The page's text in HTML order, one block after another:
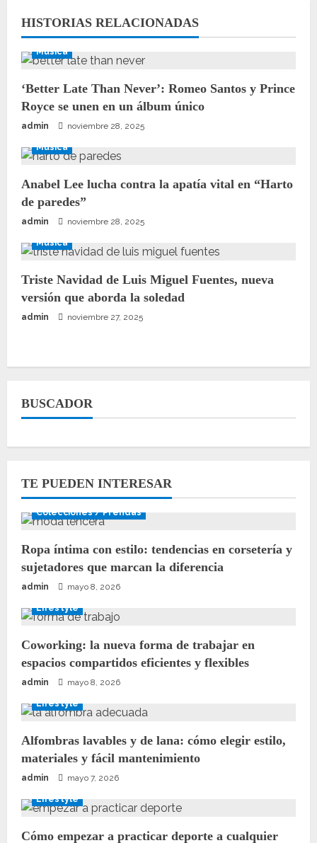
HISTORIAS RELACIONADAS
Música
‘Better Late Than Never’: Romeo Santos y Prince
Royce se unen en un álbum único
admin noviembre 28, 2025
Música
Anabel Lee lucha contra la apatía vital en “Harto
de paredes”
admin noviembre 28, 2025
Música
Triste Navidad de Luis Miguel Fuentes, nueva
versión que aborda la soledad
admin noviembre 27, 2025
BUSCADOR
TE PUEDEN INTERESAR
Colecciones / Prendas
Ropa íntima con estilo: tendencias en corsetería y
sujetadores que marcan la diferencia
admin mayo 8, 2026
Lifestyle
Coworking: la nueva forma de trabajar en
espacios compartidos eficientes y flexibles
admin mayo 8, 2026
Lifestyle
Alfombras lavables y de lana: cómo elegir estilo,
materiales y fácil mantenimiento
admin mayo 7, 2026
Lifestyle
Cómo empezar a practicar deporte a cualquier